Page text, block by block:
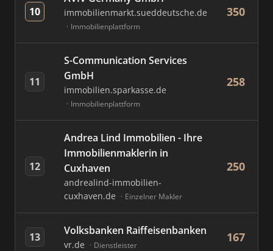
10 immobilienmarkt.sueddeutsche.de
Immobilienplattform
350
11
S-Communication Services
GmbH
immobilien.sparkasse.de
Immobilienplattform
258
12
Andrea Lind Immobilien - Ihre
Immobilienmaklerin in
Cuxhaven
andrealind-immobilien-
cuxhaven.de
Einzelner Makler
250
13 Volksbanken Raiffeisenbanken
vr.de Dienstleister
167